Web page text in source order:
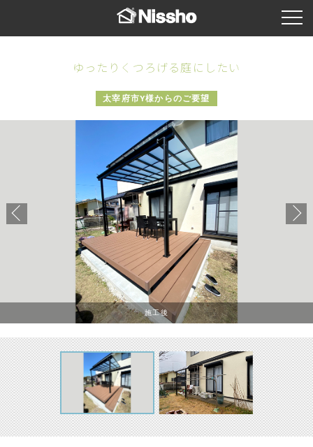
ゆったりくつろげる庭にしたい
太宰府市Y様からのご要望
施工後